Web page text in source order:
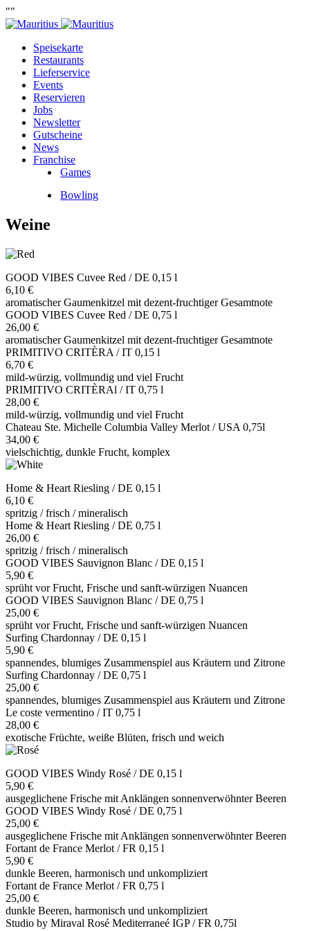
""
Speisekarte
Restaurants
Lieferservice
Events
Reservieren
Jobs
Newsletter
Gutscheine
News
Franchise
Games
Bowling
Weine
GOOD VIBES Cuvee Red / DE 0,15 l
6,10 €
aromatischer Gaumenkitzel mit dezent-fruchtiger Gesamtnote
GOOD VIBES Cuvee Red / DE 0,75 l
26,00 €
aromatischer Gaumenkitzel mit dezent-fruchtiger Gesamtnote
PRIMITIVO CRITÈRA / IT 0,15 l
6,70 €
mild-würzig, vollmundig und viel Frucht
PRIMITIVO CRITÈRAl / IT 0,75 l
28,00 €
mild-würzig, vollmundig und viel Frucht
Chateau Ste. Michelle Columbia Valley Merlot / USA 0,75l
34,00 €
vielschichtig, dunkle Frucht, komplex
Home & Heart Riesling / DE 0,15 l
6,10 €
spritzig / frisch / mineralisch
Home & Heart Riesling / DE 0,75 l
26,00 €
spritzig / frisch / mineralisch
GOOD VIBES Sauvignon Blanc / DE 0,15 l
5,90 €
sprüht vor Frucht, Frische und sanft-würzigen Nuancen
GOOD VIBES Sauvignon Blanc / DE 0,75 l
25,00 €
sprüht vor Frucht, Frische und sanft-würzigen Nuancen
Surfing Chardonnay / DE 0,15 l
5,90 €
spannendes, blumiges Zusammenspiel aus Kräutern und Zitrone
Surfing Chardonnay / DE 0,75 l
25,00 €
spannendes, blumiges Zusammenspiel aus Kräutern und Zitrone
Le coste vermentino / IT 0,75 l
28,00 €
exotische Früchte, weiße Blüten, frisch und weich
GOOD VIBES Windy Rosé / DE 0,15 l
5,90 €
ausgeglichene Frische mit Anklängen sonnenverwöhnter Beeren
GOOD VIBES Windy Rosé / DE 0,75 l
25,00 €
ausgeglichene Frische mit Anklängen sonnenverwöhnter Beeren
Fortant de France Merlot / FR 0,15 l
5,90 €
dunkle Beeren, harmonisch und unkompliziert
Fortant de France Merlot / FR 0,75 l
25,00 €
dunkle Beeren, harmonisch und unkompliziert
Studio by Miraval Rosé Mediterraneé IGP / FR 0,75l